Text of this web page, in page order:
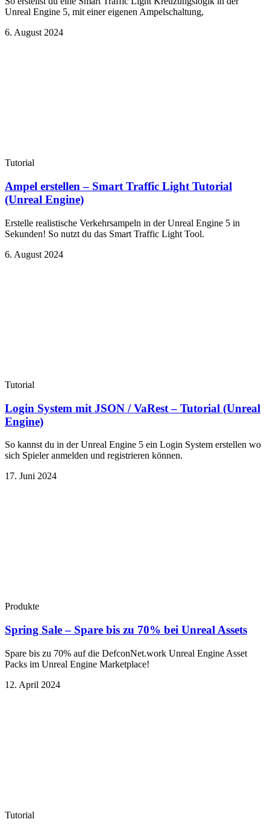
Unreal Engine 5, mit einer eigenen Ampelschaltung,
6. August 2024
Tutorial
Ampel erstellen – Smart Traffic Light Tutorial
(Unreal Engine)
Erstelle realistische Verkehrsampeln in der Unreal Engine 5 in
Sekunden! So nutzt du das Smart Traffic Light Tool.
6. August 2024
Tutorial
Login System mit JSON / VaRest – Tutorial (Unreal
Engine)
So kannst du in der Unreal Engine 5 ein Login System erstellen wo
sich Spieler anmelden und registrieren können.
17. Juni 2024
Produkte
Spring Sale – Spare bis zu 70% bei Unreal Assets
Spare bis zu 70% auf die DefconNet.work Unreal Engine Asset
Packs im Unreal Engine Marketplace!
12. April 2024
Tutorial